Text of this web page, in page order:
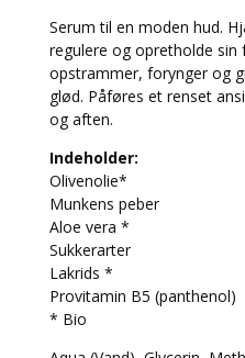
Serum til en moden hud.
regulere og opretholde sin
opstrammer, forynger og
glød. Påføres et renset
og aften.
Indeholder:
Olivenolie*
Munkens peber
Aloe vera *
Sukkerarter
Lakrids *
Provitamin B5 (panthenol)
* Bio